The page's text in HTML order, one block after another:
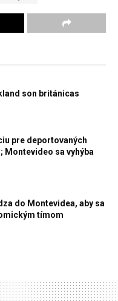
son británicas
pre deportovaných
Montevideo sa vyhýba
do Montevidea, aby sa
tímom